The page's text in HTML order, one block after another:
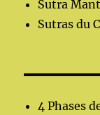
Sutra
Sutras du
4 Phases